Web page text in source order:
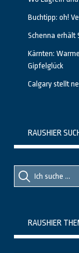
Buchtipp: oh!
Schenna erhält
Kärnten:
Gipfelglück
Calgary stellt
RAUSHIER
Suche
nach::
Suche
nach:
RAUSHIER